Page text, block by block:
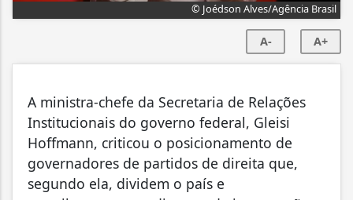
© Joédson Alves/Agência Brasil
A- A+
A ministra-chefe da Secretaria de Relações
Institucionais do governo federal, Gleisi
Hoffmann, criticou o posicionamento de
governadores de partidos de direita que,
segundo ela, dividem o país e